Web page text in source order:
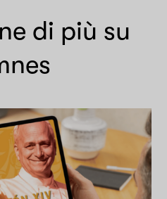
di più su